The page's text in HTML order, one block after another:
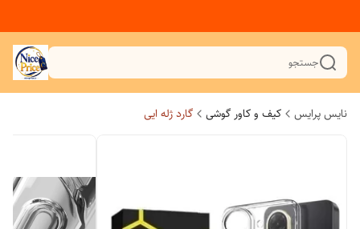
جستجو
نایس پرایس کیف و کاور گوشی گارد ژله ایی